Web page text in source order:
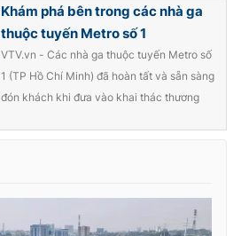
Khám phá bên trong các nhà ga
thuộc tuyến Metro số 1
VTV.vn - Các nhà ga thuộc tuyến Metro số
1 (TP Hồ Chí Minh) đã hoàn tất và sẵn sàng
đón khách khi đưa vào khai thác thương